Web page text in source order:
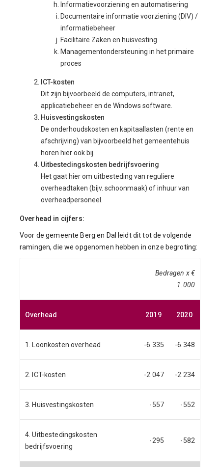
Informatievoorziening en automatisering
Documentaire informatie voorziening (DIV) /
informatiebeheer
Facilitaire Zaken en huisvesting
Managementondersteuning in het primaire
proces
ICT-kosten
Dit zijn bijvoorbeeld de computers, intranet,
applicatiebeheer en de Windows software.
Huisvestingskosten
De onderhoudskosten en kapitaallasten (rente en
afschrijving) van bijvoorbeeld het gemeentehuis
horen hier ook bij.
Uitbestedingskosten bedrijfsvoering
Het gaat hier om uitbesteding van reguliere
overheadtaken (bijv. schoonmaak) of inhuur van
overheadpersoneel.
Overhead in cijfers:
Voor de gemeente Berg en Dal leidt dit tot de volgende
ramingen, die we opgenomen hebben in onze begroting:
Bedragen x €
1.000
Overhead 2019 2020
1. Loonkosten overhead -6.335 -6.348
2. ICT-kosten -2.047 -2.234
3. Huisvestingskosten -557 -552
4. Uitbestedingskosten
bedrijfsvoering
-295 -582